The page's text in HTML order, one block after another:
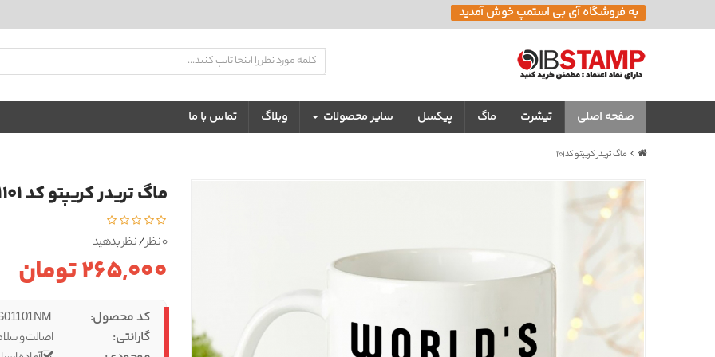
به فروشگاه آی بی استمپ خوش آمدید
صفحه اصلی تیشرت ماگ پیکسل سایر محصولات وبلاگ تماس با ما
ماگ تریدر کریپتو کد 1101
ماگ تریدر کریپتو کد 1101
0 نظر /نظر بدهید
265,000 تومان
کد محصول:
گارانتی: اصالت و